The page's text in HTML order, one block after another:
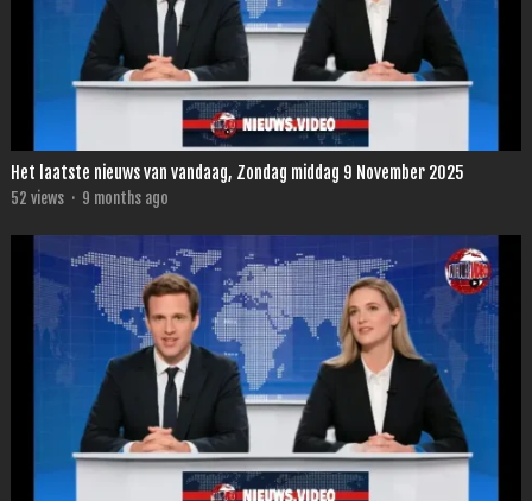
Het laatste nieuws van vandaag, Zondag middag 9 November 2025
52 views · 9 months ago